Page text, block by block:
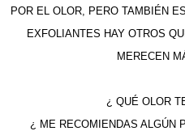
POR EL OLOR, PERO TAMBIÉN
EXFOLIANTES HAY OTROS
MERECEN
¿ QUÉ OLOR
¿ ME RECOMIENDAS ALGÚN